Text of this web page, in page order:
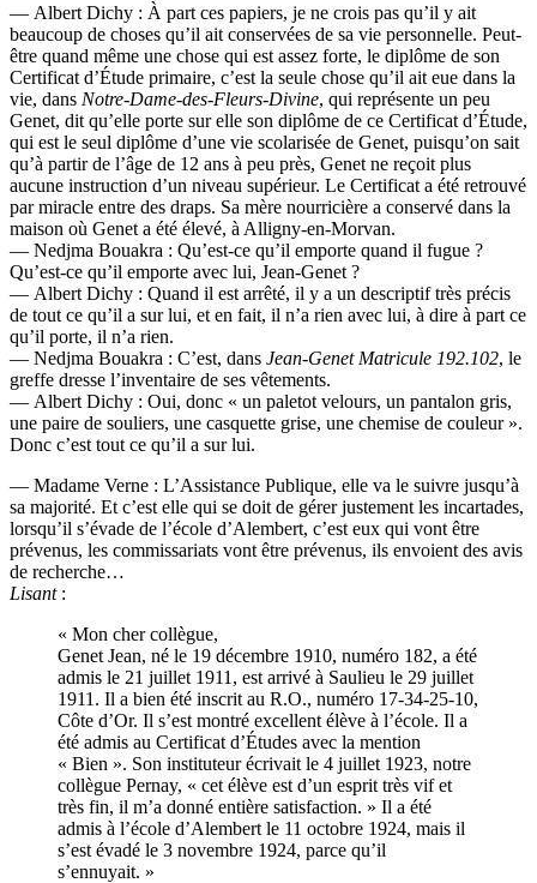
— Albert Dichy : À part ces papiers, je ne crois pas qu’il y ait
beaucoup de choses qu’il ait conservées de sa vie personnelle. Peut-
être quand même une chose qui est assez forte, le diplôme de son
Certificat d’Étude primaire, c’est la seule chose qu’il ait eue dans la
vie, dans Notre-Dame-des-Fleurs-Divine, qui représente un peu
Genet, dit qu’elle porte sur elle son diplôme de ce Certificat d’Étude,
qui est le seul diplôme d’une vie scolarisée de Genet, puisqu’on sait
qu’à partir de l’âge de 12 ans à peu près, Genet ne reçoit plus
aucune instruction d’un niveau supérieur. Le Certificat a été retrouvé
par miracle entre des draps. Sa mère nourricière a conservé dans la
maison où Genet a été élevé, à Alligny-en-Morvan.
— Nedjma Bouakra : Qu’est-ce qu’il emporte quand il fugue ?
Qu’est-ce qu’il emporte avec lui, Jean-Genet ?
— Albert Dichy : Quand il est arrêté, il y a un descriptif très précis
de tout ce qu’il a sur lui, et en fait, il n’a rien avec lui, à dire à part ce
qu’il porte, il n’a rien.
— Nedjma Bouakra : C’est, dans Jean-Genet Matricule 192.102, le
greffe dresse l’inventaire de ses vêtements.
— Albert Dichy : Oui, donc « un paletot velours, un pantalon gris,
une paire de souliers, une casquette grise, une chemise de couleur ».
Donc c’est tout ce qu’il a sur lui.
— Madame Verne : L’Assistance Publique, elle va le suivre jusqu’à
sa majorité. Et c’est elle qui se doit de gérer justement les incartades,
lorsqu’il s’évade de l’école d’Alembert, c’est eux qui vont être
prévenus, les commissariats vont être prévenus, ils envoient des avis
de recherche…
Lisant:
« Mon cher collègue,
Genet Jean, né le 19 décembre 1910, numéro 182, a été
admis le 21 juillet 1911, est arrivé à Saulieu le 29 juillet
1911. Il a bien été inscrit au R.O., numéro 17-34-25-10,
Côte d’Or. Il s’est montré excellent élève à l’école. Il a
été admis au Certificat d’Études avec la mention
« Bien ». Son instituteur écrivait le 4 juillet 1923, notre
collègue Pernay, « cet élève est d’un esprit très vif et
très fin, il m’a donné entière satisfaction. » Il a été
admis à l’école d’Alembert le 11 octobre 1924, mais il
s’est évadé le 3 novembre 1924, parce qu’il
s’ennuyait. »